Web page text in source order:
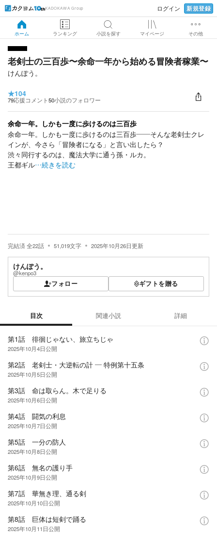
KADOKAWA Group ログイン 新規登録
ホーム ランキング 小説を探す マイページ その他
老剣士の三百歩〜余命一年から始める冒険者稼業〜
けんぽう。
★104
79応援コメント50小説のフォロワー
余命一年。しかも一度に歩けるのは三百歩
余命一年。しかも一度に歩けるのは三百歩——そんな老剣士クレ
インが、今さら「冒険者になる」と言い出したら？
渋々同行するのは、魔法大学に通う孫・ルカ。
王都ギル…続きを読む
完結済全22話 51,019文字 2025年10月26日更新
けんぽう。
@kenpo3
フォロー ギフトを贈る
目次 関連小説 詳細
第1話 徘徊じゃない、旅立ちじゃ
2025年10月4日公開
第2話 老剣士・大逆転の計 ― 特例第十五条
2025年10月5日公開
第3話 命は取らん。木で足りる
2025年10月6日公開
第4話 闘気の利息
2025年10月7日公開
第5話 一分の防人
2025年10月8日公開
第6話 無名の護り手
2025年10月9日公開
第7話 華無き理、通る剣
2025年10月10日公開
第8話 巨体は短剣で踊る
2025年10月11日公開